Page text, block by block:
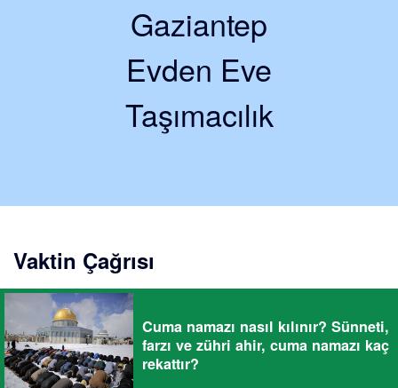
Gaziantep
Evden Eve
Taşımacılık
Vaktin Çağrısı
Cuma namazı nasıl kılınır? Sünneti,
farzı ve zühri ahir, cuma namazı kaç
rekattır?